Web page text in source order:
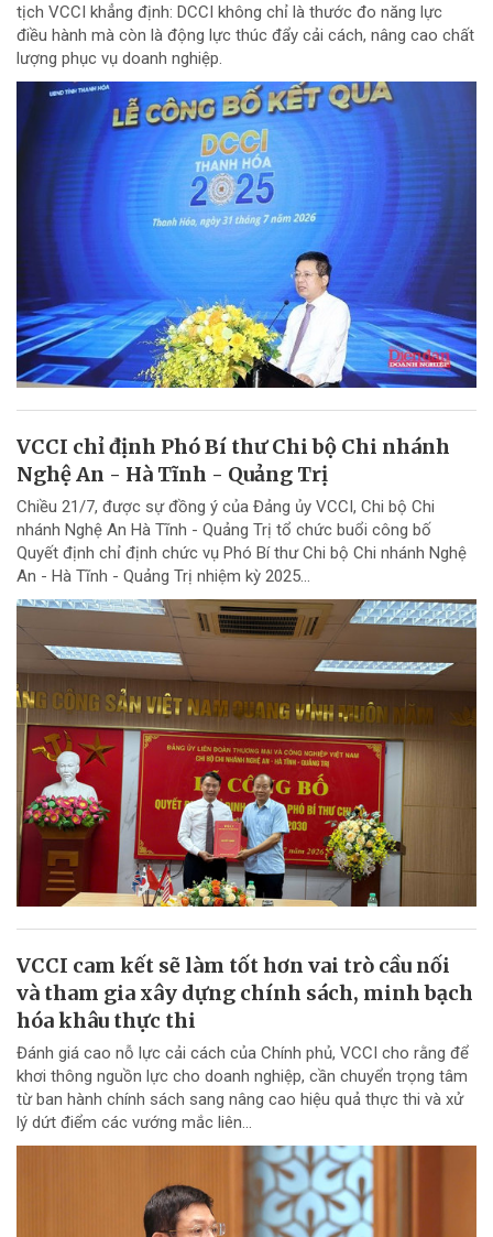
tịch VCCI khẳng định: DCCI không chỉ là thước đo năng lực
điều hành mà còn là động lực thúc đẩy cải cách, nâng cao chất
lượng phục vụ doanh nghiệp.
VCCI chỉ định Phó Bí thư Chi bộ Chi nhánh
Nghệ An - Hà Tĩnh - Quảng Trị
Chiều 21/7, được sự đồng ý của Đảng ủy VCCI, Chi bộ Chi
nhánh Nghệ An Hà Tĩnh - Quảng Trị tổ chức buổi công bố
Quyết định chỉ định chức vụ Phó Bí thư Chi bộ Chi nhánh Nghệ
An - Hà Tĩnh - Quảng Trị nhiệm kỳ 2025...
VCCI cam kết sẽ làm tốt hơn vai trò cầu nối
và tham gia xây dựng chính sách, minh bạch
hóa khâu thực thi
Đánh giá cao nỗ lực cải cách của Chính phủ, VCCI cho rằng để
khơi thông nguồn lực cho doanh nghiệp, cần chuyển trọng tâm
từ ban hành chính sách sang nâng cao hiệu quả thực thi và xử
lý dứt điểm các vướng mắc liên...